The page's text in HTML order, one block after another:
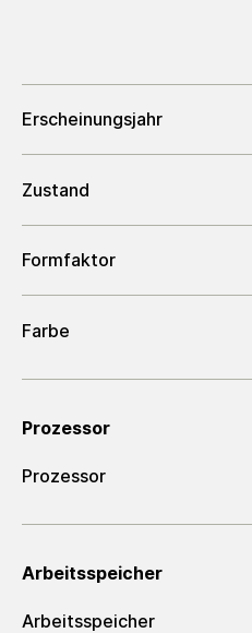
Erscheinungsjahr
Zustand
Formfaktor
Farbe
Prozessor
Prozessor
Arbeitsspeicher
Arbeitsspeicher